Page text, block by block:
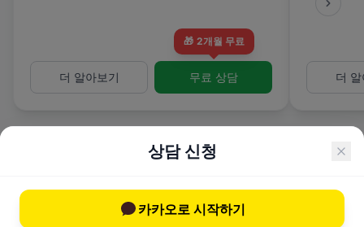
더 알아보기
🎁 2개월 무료
무료 상담 더
상담 신청
카카오로 시작하기